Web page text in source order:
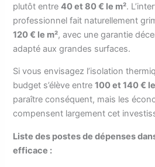
plutôt entre40 et 80 € le m².
professionnel fait naturellement
120 € le m², avec une garantie
adapté aux grandes surfaces.
Si vous envisagez l’isolation
budget s’élève entre100 et 140 €
paraître conséquent, mais les
compensent largement cet
Liste des postes de dépenses
efficace :